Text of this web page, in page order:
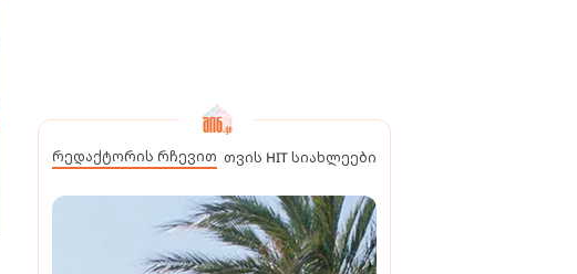
რედაქტორის რჩევით თვის HIT სიახლეები